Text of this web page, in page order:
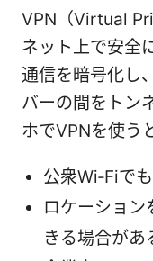
VPN（Virtual
ネット上で安全
通信を暗号化し
バーの間をトン
ホでVPNを使う
公衆Wi‑Fiで
ロケーション
きる場合があ